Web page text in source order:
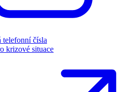
telefonní čísla
krizové situace